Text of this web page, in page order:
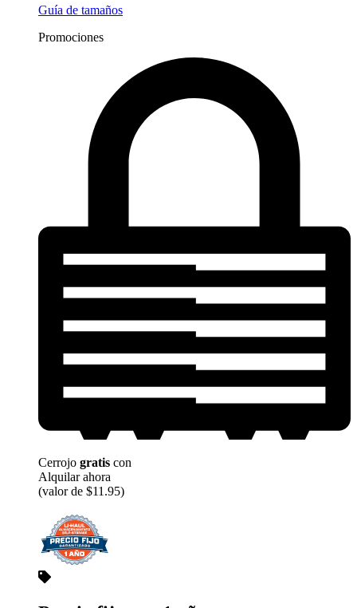
Guía de tamaños
Promociones
Cerrojo gratis con
Alquilar ahora
(valor de $11.95)